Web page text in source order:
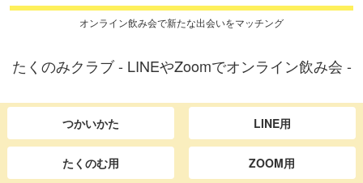
オンライン飲み会で新たな出会いをマッチング
たくのみクラブ - LINEやZoomでオンライン飲み会 -
つかいかた LINE用
たくのむ用 ZOOM用